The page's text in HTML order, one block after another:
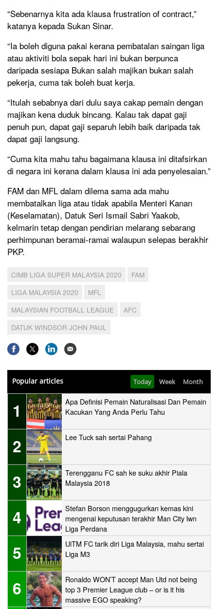
“Sebenarnya kita ada klausa frustration of contract,”
katanya kepada Sukan Sinar.
“Ia boleh diguna pakai kerana pembatalan saingan liga
atau aktiviti bola sepak hari ini bukan berpunca
daripada sesiapa Bukan salah majikan bukan salah
pekerja, cuma tak boleh buat kerja.
“Itulah sebabnya dari dulu saya cakap pemain dengan
majikan kena duduk bincang. Kalau tak dapat gaji
penuh pun, dapat gaji separuh lebih baik daripada tak
dapat gaji langsung.
“Cuma kita mahu tahu bagaimana klausa ini ditafsirkan
di negara ini kerana dalam klausa ini ada penyelesaian.”
FAM dan MFL dalam dilema sama ada mahu
membatalkan liga atau tidak apabila Menteri Kanan
(Keselamatan), Datuk Seri Ismail Sabri Yaakob,
kelmarin tetap dengan pendirian melarang sebarang
perhimpunan beramai-ramai walaupun selepas berakhir
PKP.
CIMB LIGA SUPER MALAYSIA 2020
FAM
LIGA MALAYSIA 2020
MFL
MALAYSIAN FOOTBALL LEAGUE
AFC
DATUK WINDSOR JOHN PAUL
Popular articles Today Week Month
1
Apa Definisi Pemain Naturalisasi Dan Pemain
Kacukan Yang Anda Perlu Tahu
2 Lee Tuck sah sertai Pahang
3
Terengganu FC sah ke suku akhir Piala
Malaysia 2018
4
Stefan Borson menggugurkan kemas kini
mengenai keputusan terakhir Man City lwn
Liga Perdana
5
UiTM FC tarik diri Liga Malaysia, mahu sertai
Liga M3
6
Ronaldo WON’T accept Man Utd not being
top 3 Premier League club – or is it his
massive EGO speaking?